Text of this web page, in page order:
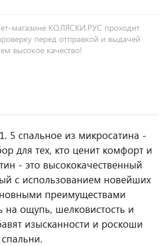
магазине КОЛЯСКИ.РУС проходит
перед отправкой и выдачей
высокое качество!
5 спальное из микросатина -
для тех, кто ценит комфорт и
- это высококачественный
с использованием новейших
преимуществами
на ощупь, шелковистость и
изысканности и роскоши